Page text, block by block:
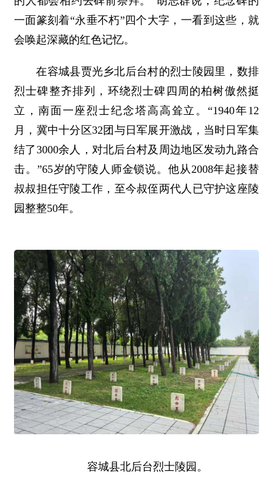
一面篆刻着“永垂不朽”四个大字，一看到这些，就
会唤起深藏的红色记忆。
在容城县贾光乡北后台村的烈士陵园里，数排
烈士碑整齐排列，环绕烈士碑四周的柏树傲然挺
立，南面一座烈士纪念塔高高耸立。“1940年12
月，冀中十分区32团与日军展开激战，当时日军集
结了3000余人，对北后台村及周边地区发动九路合
击。”65岁的守陵人师金锁说。他从2008年起接替
叔叔担任守陵工作，至今叔侄两代人已守护这座陵
园整整50年。
容城县北后台烈士陵园。